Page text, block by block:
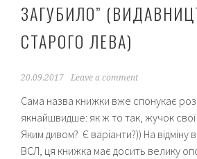
ЗАГУБИЛО”
СТАРОГО ЛЕВА)
20.09.2017 Leave a comment
Сама назва книжки вже спонукає
якнайшвидше: як ж то так, жучок свої
Яким дивом? Є варіанти?)) На відміну
ВСЛ, ця книжка має досить велику